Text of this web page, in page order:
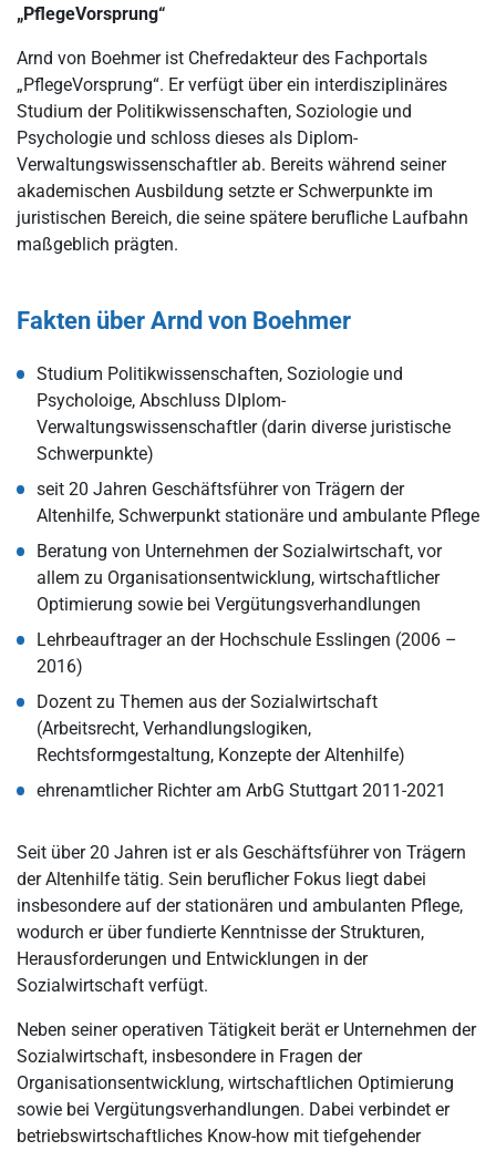
„PflegeVorsprung“
Arnd von Boehmer ist Chefredakteur des Fachportals
„PflegeVorsprung“. Er verfügt über ein interdisziplinäres
Studium der Politikwissenschaften, Soziologie und
Psychologie und schloss dieses als Diplom-
Verwaltungswissenschaftler ab. Bereits während seiner
akademischen Ausbildung setzte er Schwerpunkte im
juristischen Bereich, die seine spätere berufliche Laufbahn
maßgeblich prägten.
Fakten über Arnd von Boehmer
Studium Politikwissenschaften, Soziologie und
Psycholoige, Abschluss DIplom-
Verwaltungswissenschaftler (darin diverse juristische
Schwerpunkte)
seit 20 Jahren Geschäftsführer von Trägern der
Altenhilfe, Schwerpunkt stationäre und ambulante Pflege
Beratung von Unternehmen der Sozialwirtschaft, vor
allem zu Organisationsentwicklung, wirtschaftlicher
Optimierung sowie bei Vergütungsverhandlungen
Lehrbeauftrager an der Hochschule Esslingen (2006 –
2016)
Dozent zu Themen aus der Sozialwirtschaft
(Arbeitsrecht, Verhandlungslogiken,
Rechtsformgestaltung, Konzepte der Altenhilfe)
ehrenamtlicher Richter am ArbG Stuttgart 2011-2021
Seit über 20 Jahren ist er als Geschäftsführer von Trägern
der Altenhilfe tätig. Sein beruflicher Fokus liegt dabei
insbesondere auf der stationären und ambulanten Pflege,
wodurch er über fundierte Kenntnisse der Strukturen,
Herausforderungen und Entwicklungen in der
Sozialwirtschaft verfügt.
Neben seiner operativen Tätigkeit berät er Unternehmen der
Sozialwirtschaft, insbesondere in Fragen der
Organisationsentwicklung, wirtschaftlichen Optimierung
sowie bei Vergütungsverhandlungen. Dabei verbindet er
betriebswirtschaftliches Know-how mit tiefgehender